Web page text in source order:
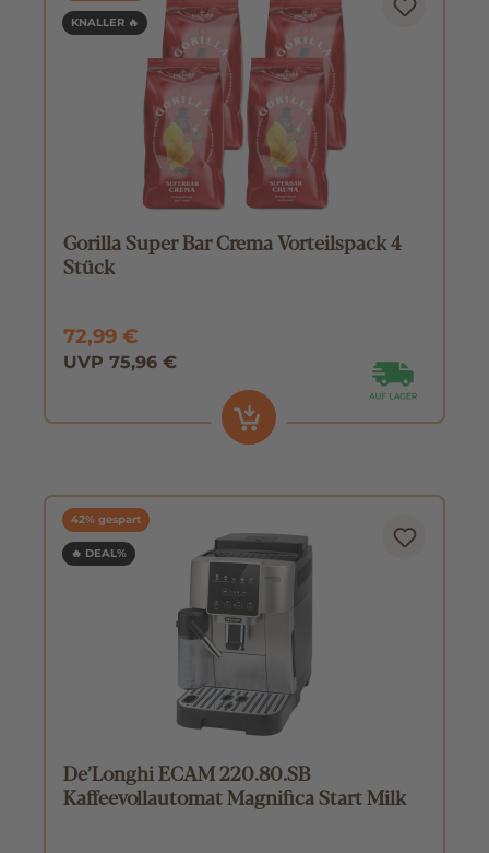
KNALLER 🔥
Gorilla Super Bar Crema Vorteilspack 4
Stück
72,99 €
UVP 75,96 €
42% gespart
🔥 DEAL%
De’Longhi ECAM 220.80.SB
Kaffeevollautomat Magnifica Start Milk